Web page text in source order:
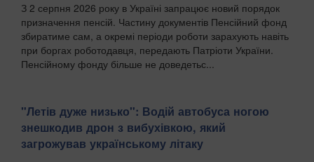
З 2 серпня 2026 року в Україні запрацює новий порядок
призначення пенсій. Частину документів Пенсійний фонд
збиратиме сам, а окремі періоди роботи зарахують навіть
при боргах роботодавця, передають Патріоти України.
Пенсійному фонду більше не доведетьс...
"Летів дуже низько": Водій автобуса ногою
знешкодив дрон з вибухівкою, який
загрожував українському літаку